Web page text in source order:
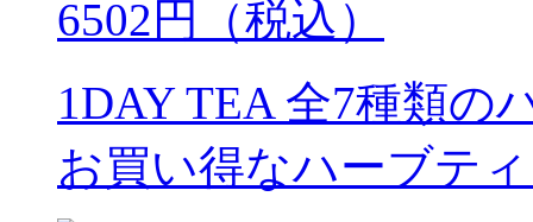
6502円（税込）
1DAY TEA 全7種類の
お買い得なハーブテ